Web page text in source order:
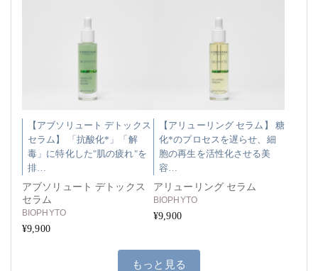
【アブソリュート デトックス
セラム】 「抗酸化*」「解
毒」に特化した"肌の疲れ"を
排…
アブソリュート デトックス
セラム
BIOPHYTO
¥9,900
【アリューリング セラム】 糖
化*のプロセスを遅らせ、細
胞の再生を活性化させる美
容…
アリューリング セラム
BIOPHYTO
¥9,900
もっと見る